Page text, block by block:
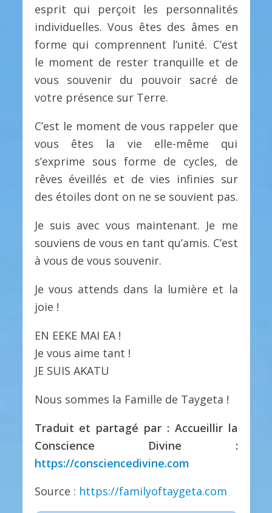
esprit qui perçoit les personnalités
individuelles. Vous êtes des âmes en
forme qui comprennent l’unité. C’est
le moment de rester tranquille et de
vous souvenir du pouvoir sacré de
votre présence sur Terre.
C’est le moment de vous rappeler que
vous êtes la vie elle-même qui
s’exprime sous forme de cycles, de
rêves éveillés et de vies infinies sur
des étoiles dont on ne se souvient pas.
Je suis avec vous maintenant. Je me
souviens de vous en tant qu’amis. C’est
à vous de vous souvenir.
Je vous attends dans la lumière et la
joie !
EN EEKE MAI EA !
Je vous aime tant !
JE SUIS AKATU
Nous sommes la Famille de Taygeta !
Traduit et partagé par : Accueillir la
Conscience Divine :
https://consciencedivine.com
Source : https://familyoftaygeta.com